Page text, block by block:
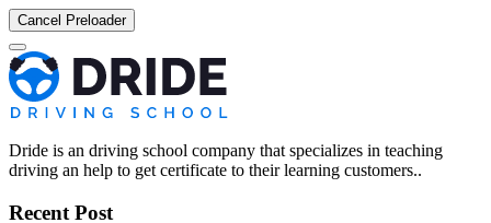
Cancel Preloader
Dride is an driving school company that specializes in teaching
driving an help to get certificate to their learning customers..
Recent Post